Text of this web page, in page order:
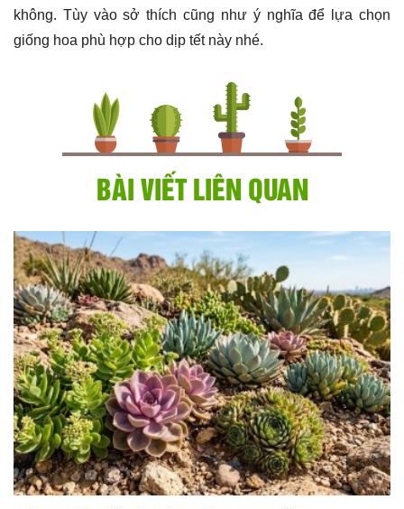
không. Tùy vào sở thích cũng như ý nghĩa để lựa chọn
giống hoa phù hợp cho dịp tết này nhé.
BÀI VIẾT LIÊN QUAN